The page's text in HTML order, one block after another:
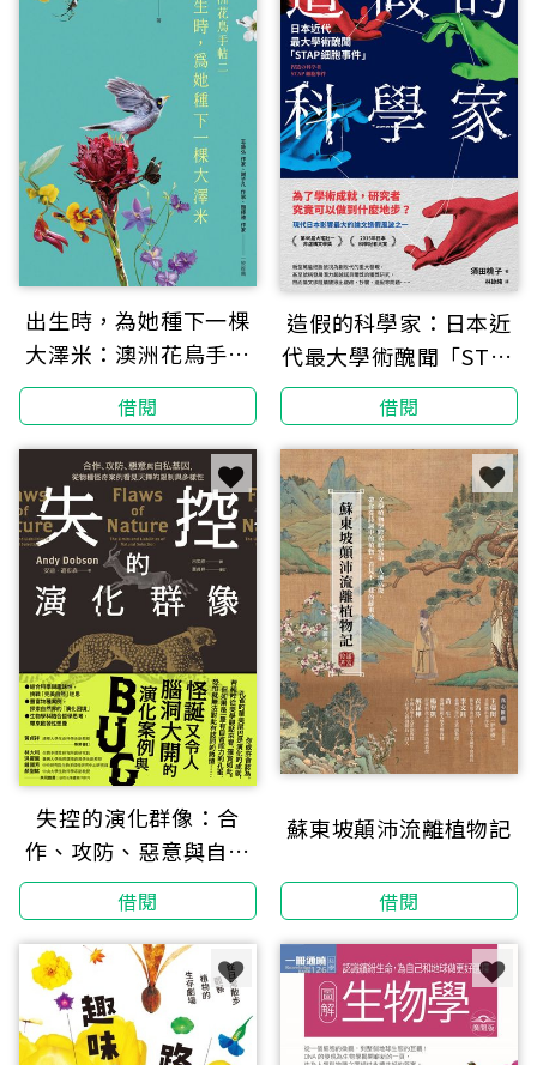
出生時，為她種下一棵
大澤米：澳洲花鳥手帖
之二
借閱
造假的科學家：日本近
代最大學術醜聞「STAP
細胞事件」
借閱
失控的演化群像：合
作、攻防、惡意與自私
基因，從物種怪奇案例
看見天擇的限制與多樣
性
借閱
蘇東坡顛沛流離植物記
借閱